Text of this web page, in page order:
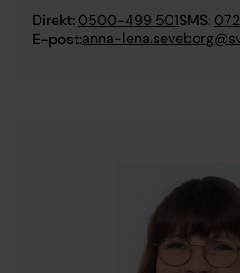
Direkt: 0500-499 501SMS:
E-post:anna-